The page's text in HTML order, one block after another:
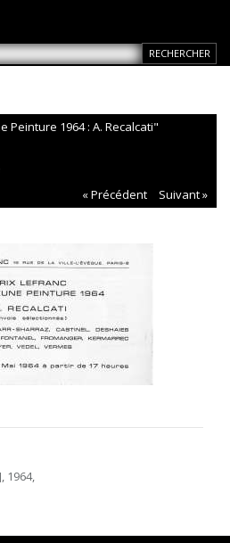
Peinture 1964 : A. Recalcati"
« Précédent
Suivant »
1964,